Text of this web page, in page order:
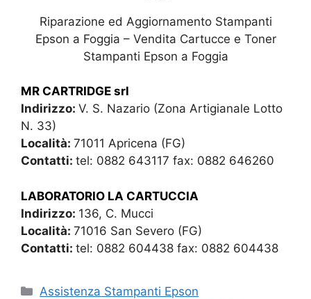
Riparazione ed Aggiornamento Stampanti
Epson a Foggia – Vendita Cartucce e Toner
Stampanti Epson a Foggia
MR CARTRIDGE srl
Indirizzo: V. S. Nazario (Zona Artigianale Lotto
N. 33)
Località: 71011 Apricena (FG)
Contatti: tel: 0882 643117 fax: 0882 646260
LABORATORIO LA CARTUCCIA
Indirizzo: 136, C. Mucci
Località: 71016 San Severo (FG)
Contatti: tel: 0882 604438 fax: 0882 604438
Categorie
Assistenza Stampanti Epson